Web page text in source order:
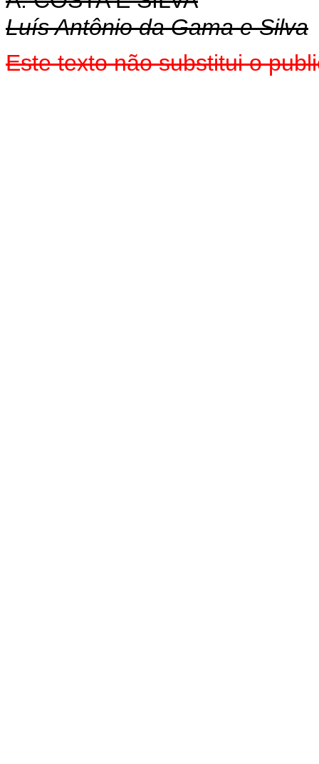
Luís Antônio da Gama e Silva
Este texto não substitui o